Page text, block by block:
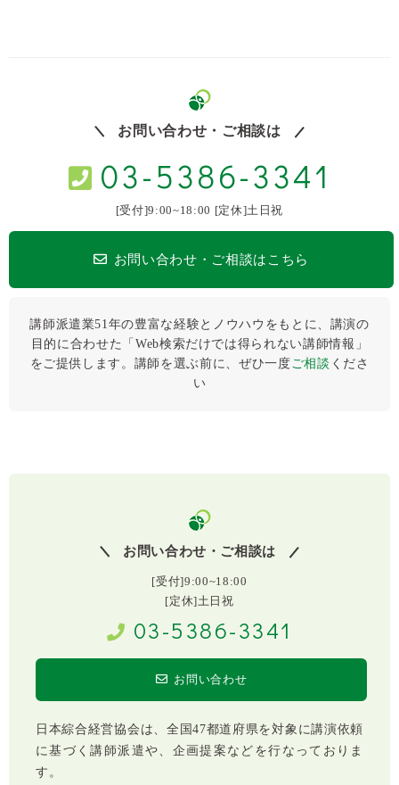
お問い合わせ・ご相談は
03-5386-3341
[受付]9:00~18:00 [定休]土日祝
お問い合わせ・ご相談はこちら
講師派遣業51年の豊富な経験とノウハウをもとに、講演の
目的に合わせた「Web検索だけでは得られない講師情報」
をご提供します。講師を選ぶ前に、ぜひ⼀度 ご相談 くださ
い
お問い合わせ・ご相談は
[受付]9:00~18:00
[定休]土日祝
03-5386-3341
お問い合わせ
日本綜合経営協会は、全国47都道府県を対象に講演依頼
に基づく講師派遣や、企画提案などを行なっておりま
す。